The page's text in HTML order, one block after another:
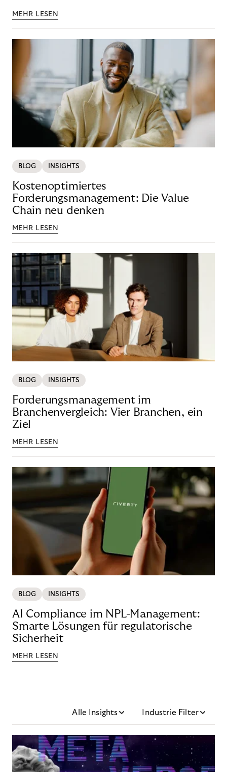
MEHR LESEN
BLOG INSIGHTS
Kostenoptimiertes
Forderungsmanagement: Die Value
Chain neu denken
MEHR LESEN
BLOG INSIGHTS
Forderungsmanagement im
Branchenvergleich: Vier Branchen, ein
Ziel
MEHR LESEN
BLOG INSIGHTS
AI Compliance im NPL-Management:
Smarte Lösungen für regulatorische
Sicherheit
MEHR LESEN
Alle Insights Industrie Filter